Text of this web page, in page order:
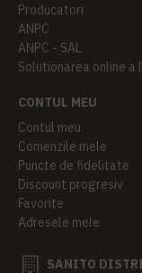
Producatori
ANPC
ANPC - SAL
Solutionarea online
CONTUL MEU
Contul meu
Comenzile mele
Puncte de fidelitate
Discount progresiv
Favorite
Adresele mele
SANITO